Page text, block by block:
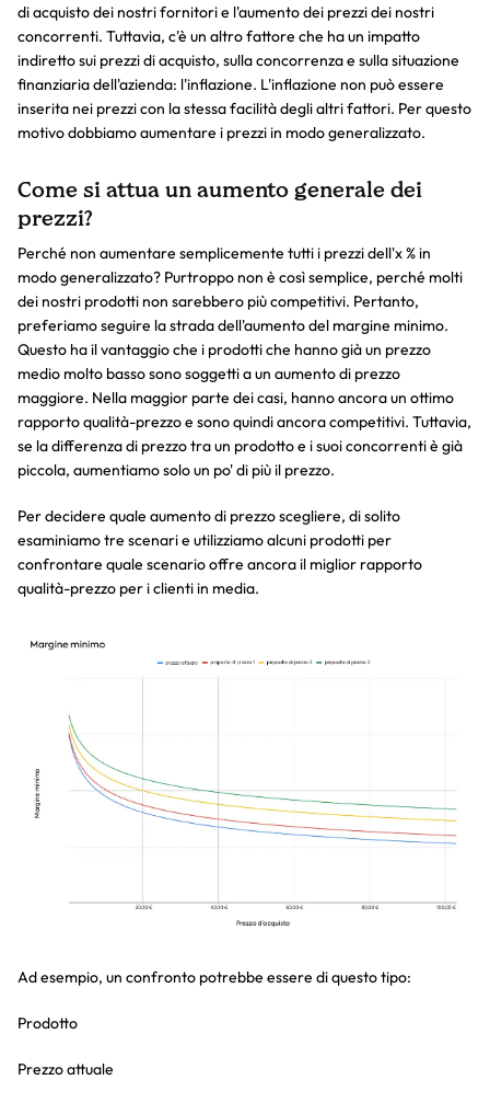
di acquisto dei nostri fornitori e l'aumento dei prezzi dei nostri
concorrenti. Tuttavia, c'è un altro fattore che ha un impatto
indiretto sui prezzi di acquisto, sulla concorrenza e sulla situazione
finanziaria dell'azienda: l'inflazione. L'inflazione non può essere
inserita nei prezzi con la stessa facilità degli altri fattori. Per questo
motivo dobbiamo aumentare i prezzi in modo generalizzato.
Come si attua un aumento generale dei
prezzi?
Perché non aumentare semplicemente tutti i prezzi dell'x % in
modo generalizzato? Purtroppo non è così semplice, perché molti
dei nostri prodotti non sarebbero più competitivi. Pertanto,
preferiamo seguire la strada dell'aumento del margine minimo.
Questo ha il vantaggio che i prodotti che hanno già un prezzo
medio molto basso sono soggetti a un aumento di prezzo
maggiore. Nella maggior parte dei casi, hanno ancora un ottimo
rapporto qualità-prezzo e sono quindi ancora competitivi. Tuttavia,
se la differenza di prezzo tra un prodotto e i suoi concorrenti è già
piccola, aumentiamo solo un po' di più il prezzo.
Per decidere quale aumento di prezzo scegliere, di solito
esaminiamo tre scenari e utilizziamo alcuni prodotti per
confrontare quale scenario offre ancora il miglior rapporto
qualità-prezzo per i clienti in media.
Ad esempio, un confronto potrebbe essere di questo tipo:
Prodotto
Prezzo attuale